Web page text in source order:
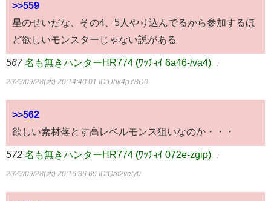
>>559
星のせいだな、その4、5人やり込んでるから参加するほ
ど欲しいモンスターじゃない説がある
567 名も無きハンターHR774 (ﾜｯﾁｮｲ 6a46-/va4) ：
2023/09/28(木) 20:14:40.01 ID:Uhk4pY8D0
>>562
欲しい素材落とす高レベルモンス狙いなのか・・・
572 名も無きハンターHR774 (ﾜｯﾁｮｲ 072e-zgip) ：
2023/09/28(木) 20:16:36.69 ID:Qaf2vety0